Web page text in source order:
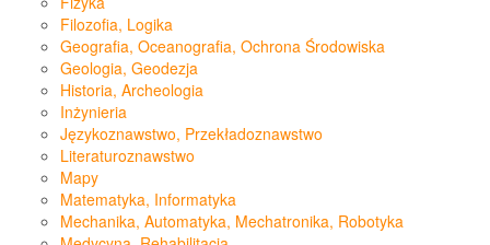
Filozofia, Logika
Geografia, Oceanografia, Ochrona Środowiska
Geologia, Geodezja
Historia, Archeologia
Inżynieria
Językoznawstwo, Przekładoznawstwo
Literaturoznawstwo
Mapy
Matematyka, Informatyka
Mechanika, Automatyka, Mechatronika, Robotyka